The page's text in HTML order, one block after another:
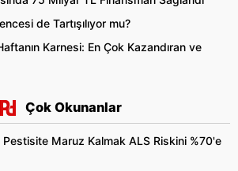
de Tartışılıyor mu?
Karnesi: En Çok Kazandıran ve
Çok Okunanlar
Pestisite Maruz Kalmak ALS Riskini %70'e